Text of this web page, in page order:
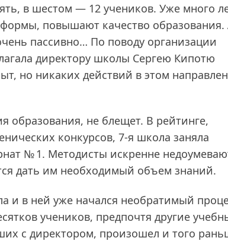
в шестом — 12 учеников. Уже много
повышают качество образования.
пассивно… По поводу организации
директору школы Сергею Кипотю
но никаких действий в этом
образования, не блещет. В рейтинге,
конкурсов, 7‑я школа заняла
№ 1. Методисты искренне
дать им необходимый объем знаний.
и в ней уже начался необратимый
учеников, предпочтя другие
с директором, произошел и того